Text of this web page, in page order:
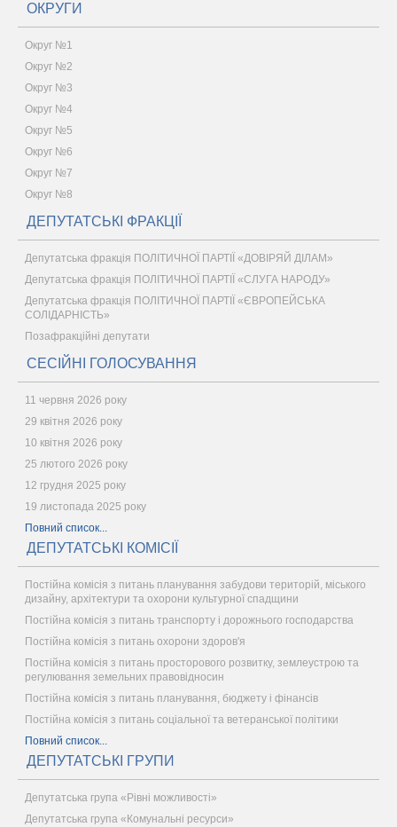
ОКРУГИ
Округ №1
Округ №2
Округ №3
Округ №4
Округ №5
Округ №6
Округ №7
Округ №8
ДЕПУТАТСЬКІ ФРАКЦІЇ
Депутатська фракція ПОЛІТИЧНОЇ ПАРТІЇ «ДОВІРЯЙ ДІЛАМ»
Депутатська фракція ПОЛІТИЧНОЇ ПАРТІЇ «СЛУГА НАРОДУ»
Депутатська фракція ПОЛІТИЧНОЇ ПАРТІЇ «ЄВРОПЕЙСЬКА
СОЛІДАРНІСТЬ»
Позафракційні депутати
СЕСІЙНІ ГОЛОСУВАННЯ
11 червня 2026 року
29 квітня 2026 року
10 квітня 2026 року
25 лютого 2026 року
12 грудня 2025 року
19 листопада 2025 року
Повний список...
ДЕПУТАТСЬКІ КОМІСІЇ
Постійна комісія з питань планування забудови територій, міського
дизайну, архітектури та охорони культурної спадщини
Постійна комісія з питань транспорту і дорожнього господарства
Постійна комісія з питань охорони здоров'я
Постійна комісія з питань просторового розвитку, землеустрою та
регулювання земельних правовідносин
Постійна комісія з питань планування, бюджету і фінансів
Постійна комісія з питань соціальної та ветеранської політики
Повний список...
ДЕПУТАТСЬКІ ГРУПИ
Депутатська група «Рівні можливості»
Депутатська група «Комунальні ресурси»